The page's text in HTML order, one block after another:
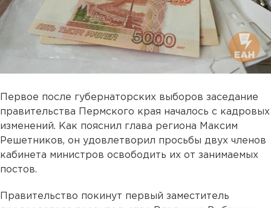
Первое после губернаторских выборов заседание
правительства Пермского края началось с кадровых
изменений. Как пояснил глава региона Максим
Решетников, он удовлетворил просьбы двух членов
кабинета министров освободить их от занимаемых
постов.
Правительство покинут первый заместитель